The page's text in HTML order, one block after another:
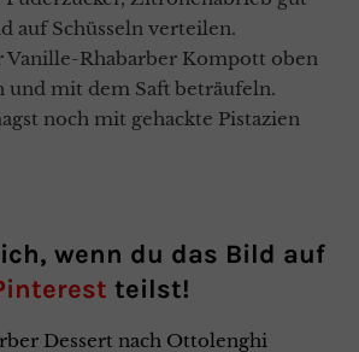
auf Schüsseln verteilen.
Vanille-Rhabarber Kompott oben
und mit dem Saft beträufeln.
noch mit gehackte Pistazien
wenn du das Bild auf
teilst!